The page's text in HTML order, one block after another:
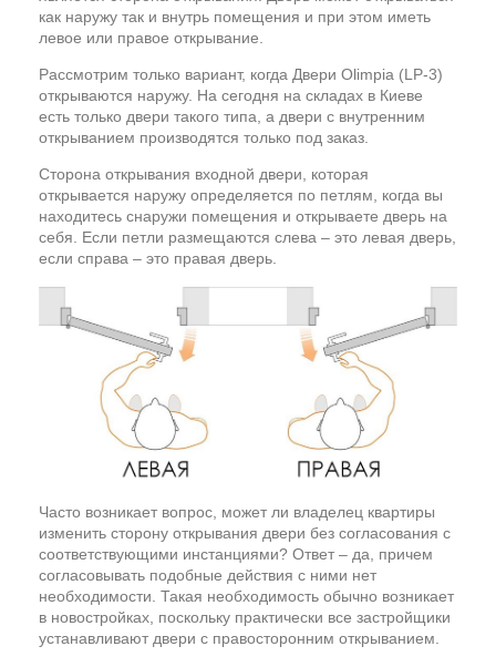
как наружу так и внутрь помещения и при этом иметь
левое или правое открывание.
Рассмотрим только вариант, когда Двери Olimpia (LP-3)
открываются наружу. На сегодня на складах в Киеве
есть только двери такого типа, а двери с внутренним
открыванием производятся только под заказ.
Сторона открывания входной двери, которая
открывается наружу определяется по петлям, когда вы
находитесь снаружи помещения и открываете дверь на
себя. Если петли размещаются слева – это левая дверь,
если справа – это правая дверь.
Часто возникает вопрос, может ли владелец квартиры
изменить сторону открывания двери без согласования с
соответствующими инстанциями? Ответ – да, причем
согласовывать подобные действия с ними нет
необходимости. Такая необходимость обычно возникает
в новостройках, поскольку практически все застройщики
устанавливают двери с правосторонним открыванием.